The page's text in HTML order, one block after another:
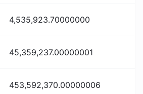
4,535,923.70000000
45,359,237.00000001
453,592,370.00000006